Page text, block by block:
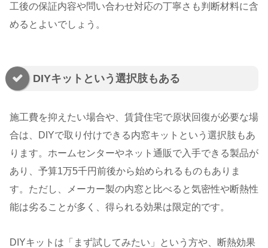
工後の保証内容や問い合わせ対応の丁寧さも判断材料に含
めるとよいでしょう。
DIYキットという選択肢もある
施工費を抑えたい場合や、賃貸住宅で原状回復が必要な場
合は、DIYで取り付けできる内窓キットという選択肢もあ
ります。ホームセンターやネット通販で入手できる製品が
あり、予算1万5千円前後から始められるものもありま
す。ただし、メーカー製の内窓と比べると気密性や断熱性
能は劣ることが多く、得られる効果は限定的です。
DIYキットは「まず試してみたい」という方や、断熱効果